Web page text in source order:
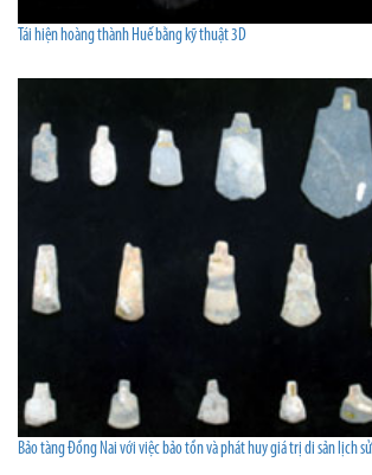
Tái hiện hoàng thành Huế bằng kỹ thuật 3D
Bảo tàng Đồng Nai với việc bảo tồn và phát huy giá trị di sản lịch